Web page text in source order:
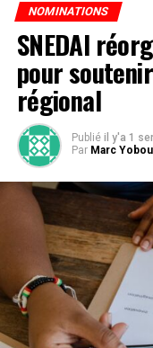
NOMINATIONS
SNEDAI
pour
régional
Publié il y'a 1
Par Marc